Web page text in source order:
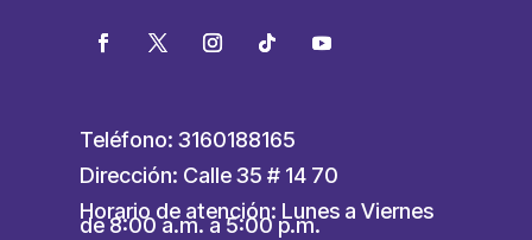
Teléfono: 3160188165
Dirección: Calle 35 # 14 70
Horario de atención: Lunes a Viernes
de 8:00 a.m. a 5:00 p.m.